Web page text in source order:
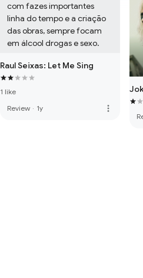
com fazes importantes
linha do tempo e a criação
das obras, sempre focam
em álcool drogas e sexo.
Raul Seixas: Let Me Sing
1 like
Review · 1y more_vert